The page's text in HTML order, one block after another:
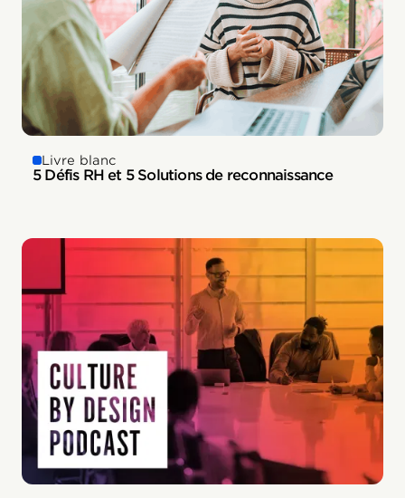
Livre blanc
5 Défis RH et 5 Solutions de reconnaissance